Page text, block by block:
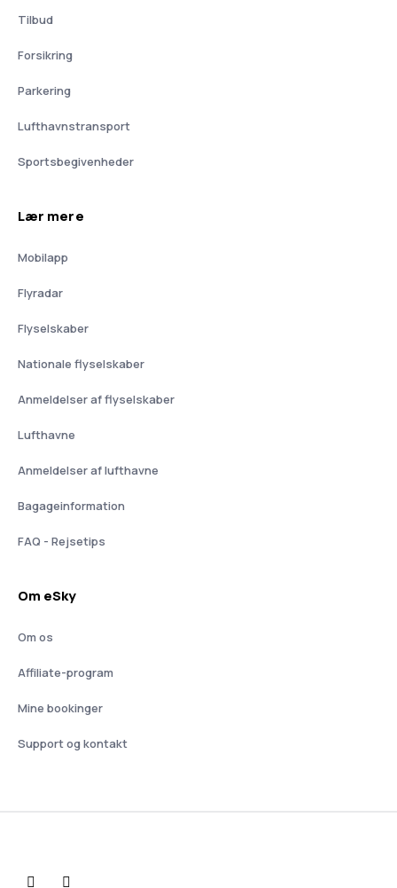
Tilbud
Forsikring
Parkering
Lufthavnstransport
Sportsbegivenheder
Lær mere
Mobilapp
Flyradar
Flyselskaber
Nationale flyselskaber
Anmeldelser af flyselskaber
Lufthavne
Anmeldelser af lufthavne
Bagageinformation
FAQ - Rejsetips
Om eSky
Om os
Affiliate-program
Mine bookinger
Support og kontakt